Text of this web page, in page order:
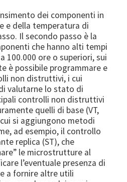
dei componenti in
e della temperatura di
Il secondo passo è la
che hanno alti tempi
100.000 ore o superiori, sui
è possibile programmare e
non distruttivi, i cui
valutarne lo stato di
controlli non distruttivi
quelli di base (VT,
cui si aggiungono metodi
ad esempio, il controllo
replica (ST), che
le microstrutture al
l’eventuale presenza di
a fornire altre utili